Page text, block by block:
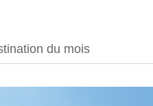
du mois